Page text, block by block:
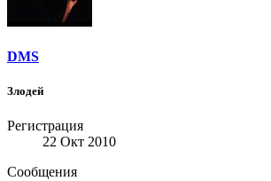
DMS
Злодей
Регистрация
22 Окт 2010
Сообщения